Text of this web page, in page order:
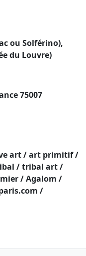
ou Solférino),
du Louvre)
75007
art / art primitif /
/ tribal art /
/ Agalom /
/